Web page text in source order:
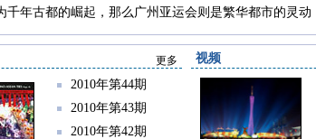
千年古都的崛起，那么广州亚运会则是繁华都市的灵动
更多
2010年第44期
2010年第43期
2010年第42期
视频